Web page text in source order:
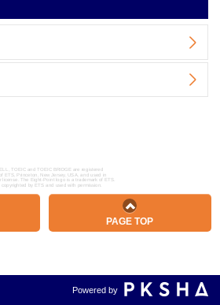
TOEIC and TOEIC BRIDGE are registered
ETS, Princeton, New Jersey, USA, and used in
license. The Eight-Point logo is a trademark of ETS.
by ETS and used with permission.
Powered by
PAGE TOP